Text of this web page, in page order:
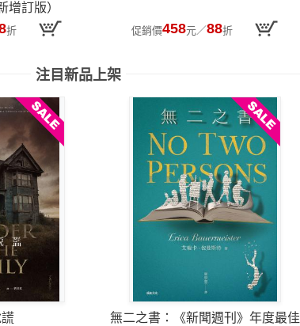
增訂版）
折 促銷價458元／88折
注目新品上架
無二之書：《新聞週刊》年度最佳